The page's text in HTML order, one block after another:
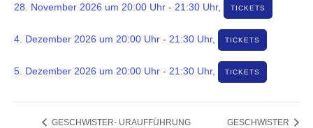
28. November 2026 um 20:00 Uhr - 21:30 Uhr, TICKETS
4. Dezember 2026 um 20:00 Uhr - 21:30 Uhr, TICKETS
5. Dezember 2026 um 20:00 Uhr - 21:30 Uhr, TICKETS
GESCHWISTER- URAUFFÜHRUNG GESCHWISTER